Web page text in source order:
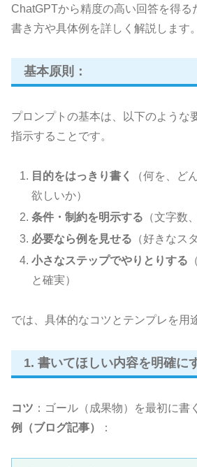
ChatGPTから精度の高い回答を得る
書き方や具体例を詳しく解説します。
基本原則：
プロンプトの基本は、以下のような
指示することです。
目的をはっきり書く
（何を、ど
欲しいか）
条件・制約を明示する （文字数
必要なら例を見せる （好きなス
小さなステップでやりとりする
と確実）
では、具体的なコツとテンプレを用
1. 書いてほしい内容を明確に
コツ ：ゴール（成果物）を最初に書
例（ブログ記事）
：